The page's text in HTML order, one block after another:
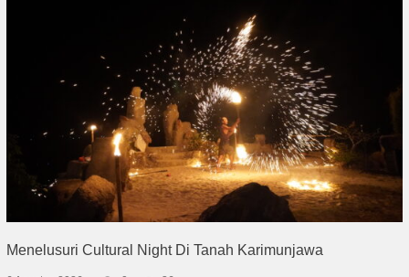
Menelusuri Cultural Night Di Tanah Karimunjawa